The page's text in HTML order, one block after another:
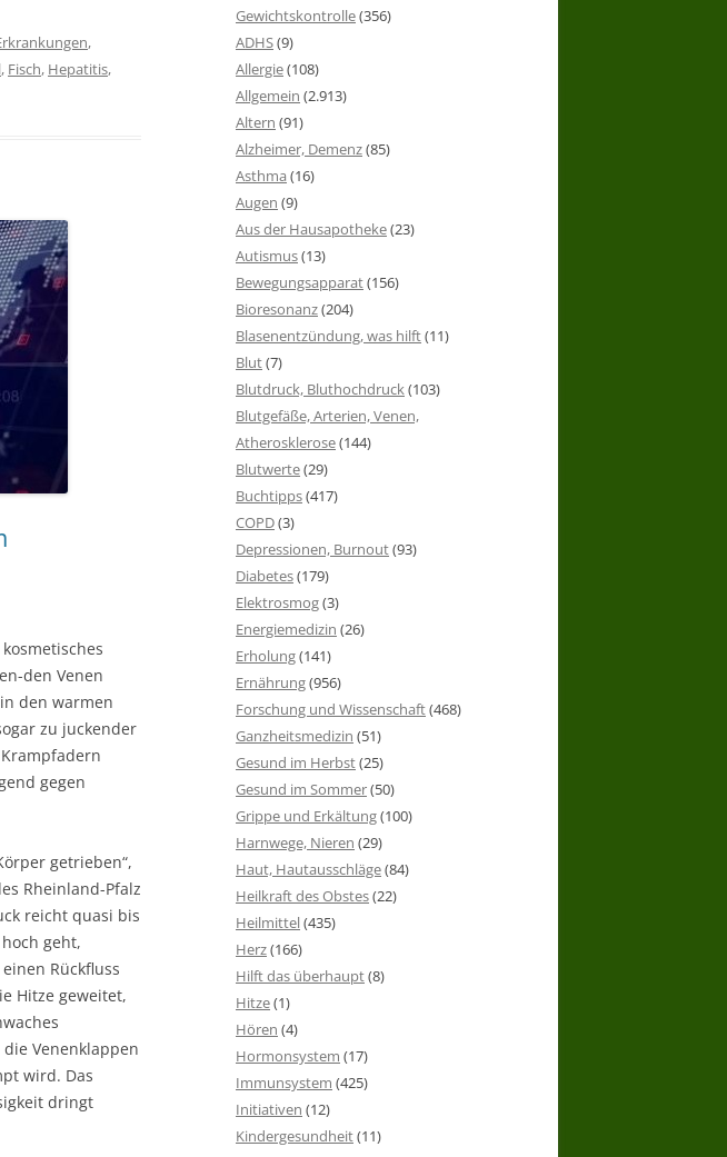
,
, Fisch, Hepatitis,
den Venen
den warmen
zu juckender
gegen
getrieben“,
Rheinland-Pfalz
reicht quasi bis
geht,
Rückfluss
Hitze geweitet,
Venenklappen
wird. Das
dringt
Gewichtskontrolle(356)
ADHS(9)
Allergie(108)
Allgemein (2.913)
Altern (91)
Alzheimer, Demenz(85)
Asthma (16)
Augen (9)
Aus der Hausapotheke(23)
Autismus(13)
Bewegungsapparat(156)
Bioresonanz(204)
Blasenentzündung, was hilft(11)
Blut(7)
Blutdruck, Bluthochdruck(103)
Blutgefäße, Arterien, Venen,
Atherosklerose(144)
Blutwerte(29)
Buchtipps(417)
COPD(3)
Depressionen, Burnout(93)
Diabetes(179)
Elektrosmog(3)
Energiemedizin (26)
Erholung(141)
Ernährung(956)
Forschung und Wissenschaft(468)
Ganzheitsmedizin (51)
Gesund im Herbst(25)
Gesund im Sommer(50)
Grippe und Erkältung(100)
Harnwege, Nieren (29)
Haut, Hautausschläge(84)
Heilkraft des Obstes(22)
Heilmittel(435)
Herz(166)
Hilft das überhaupt(8)
Hitze(1)
Hören (4)
Hormonsystem (17)
Immunsystem (425)
Initiativen (12)
Kindergesundheit(11)